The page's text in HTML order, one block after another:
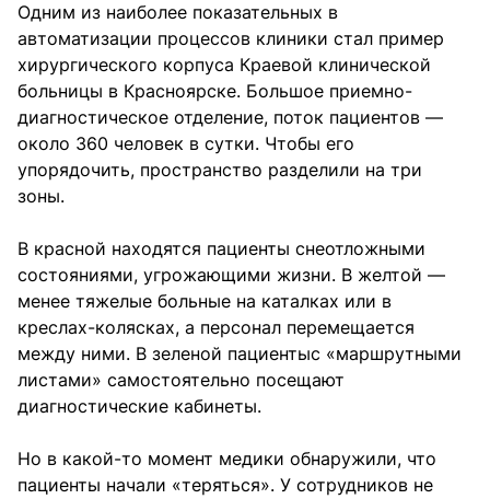
Одним из наиболее показательных в
автоматизации процессов клиники стал пример
хирургического корпуса Краевой клинической
больницы в Красноярске. Большое приемно-
диагностическое отделение, поток пациентов —
около 360 человек в сутки. Чтобы его
упорядочить, пространство разделили на три
зоны.
В красной находятся пациенты снеотложными
состояниями, угрожающими жизни. В желтой —
менее тяжелые больные на каталках или в
креслах-колясках, а персонал перемещается
между ними. В зеленой пациентыс «маршрутными
листами» самостоятельно посещают
диагностические кабинеты.
Но в какой-то момент медики обнаружили, что
пациенты начали «теряться». У сотрудников не